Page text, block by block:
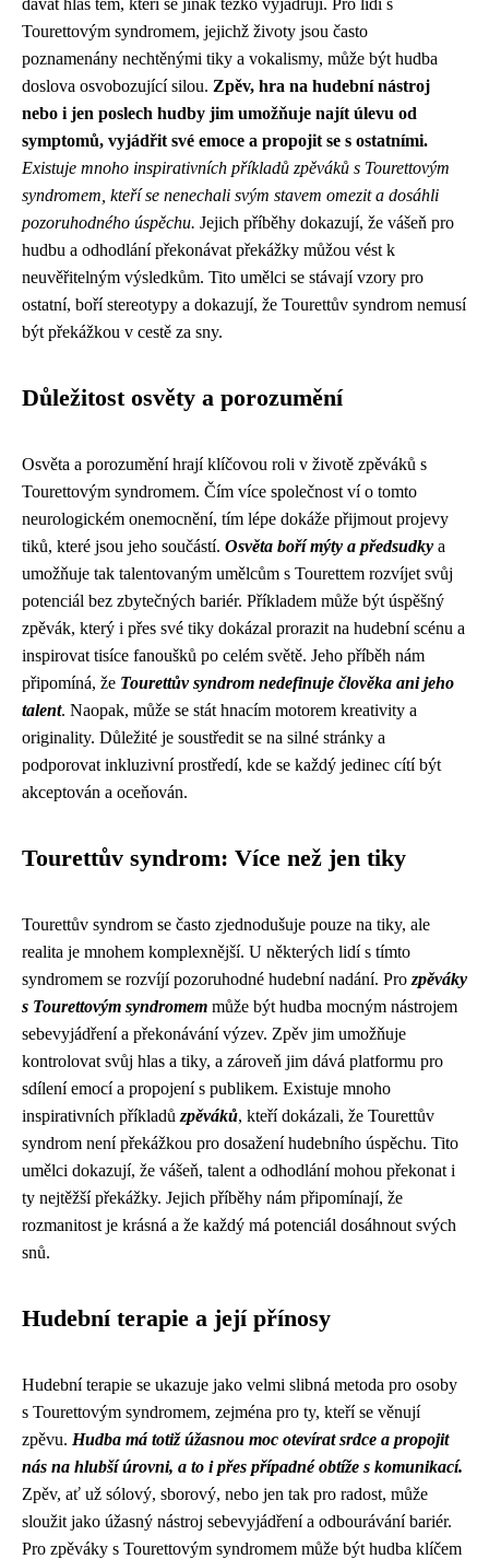
dávat hlas těm, kteří se jinak těžko vyjadřují. Pro lidi s
Tourettovým syndromem, jejichž životy jsou často
poznamenány nechtěnými tiky a vokalismy, může být hudba
doslova osvobozující silou. Zpěv, hra na hudební nástroj
nebo i jen poslech hudby jim umožňuje najít úlevu od
symptomů, vyjádřit své emoce a propojit se s ostatními.
Existuje mnoho inspirativních příkladů zpěváků s Tourettovým
syndromem, kteří se nenechali svým stavem omezit a dosáhli
pozoruhodného úspěchu. Jejich příběhy dokazují, že vášeň pro
hudbu a odhodlání překonávat překážky můžou vést k
neuvěřitelným výsledkům. Tito umělci se stávají vzory pro
ostatní, boří stereotypy a dokazují, že Tourettův syndrom nemusí
být překážkou v cestě za sny.
Důležitost osvěty a porozumění
Osvěta a porozumění hrají klíčovou roli v životě zpěváků s
Tourettovým syndromem. Čím více společnost ví o tomto
neurologickém onemocnění, tím lépe dokáže přijmout projevy
tiků, které jsou jeho součástí. Osvěta boří mýty a předsudky a
umožňuje tak talentovaným umělcům s Tourettem rozvíjet svůj
potenciál bez zbytečných bariér. Příkladem může být úspěšný
zpěvák, který i přes své tiky dokázal prorazit na hudební scénu a
inspirovat tisíce fanoušků po celém světě. Jeho příběh nám
připomíná, že Tourettův syndrom nedefinuje člověka ani jeho
talent. Naopak, může se stát hnacím motorem kreativity a
originality. Důležité je soustředit se na silné stránky a
podporovat inkluzivní prostředí, kde se každý jedinec cítí být
akceptován a oceňován.
Tourettův syndrom: Více než jen tiky
Tourettův syndrom se často zjednodušuje pouze na tiky, ale
realita je mnohem komplexnější. U některých lidí s tímto
syndromem se rozvíjí pozoruhodné hudební nadání. Pro zpěváky
s Tourettovým syndromem může být hudba mocným nástrojem
sebevyjádření a překonávání výzev. Zpěv jim umožňuje
kontrolovat svůj hlas a tiky, a zároveň jim dává platformu pro
sdílení emocí a propojení s publikem. Existuje mnoho
inspirativních příkladů zpěváků, kteří dokázali, že Tourettův
syndrom není překážkou pro dosažení hudebního úspěchu. Tito
umělci dokazují, že vášeň, talent a odhodlání mohou překonat i
ty nejtěžší překážky. Jejich příběhy nám připomínají, že
rozmanitost je krásná a že každý má potenciál dosáhnout svých
snů.
Hudební terapie a její přínosy
Hudební terapie se ukazuje jako velmi slibná metoda pro osoby
s Tourettovým syndromem, zejména pro ty, kteří se věnují
zpěvu. Hudba má totiž úžasnou moc otevírat srdce a propojit
nás na hlubší úrovni, a to i přes případné obtíže s komunikací.
Zpěv, ať už sólový, sborový, nebo jen tak pro radost, může
sloužit jako úžasný nástroj sebevyjádření a odbourávání bariér.
Pro zpěváky s Tourettovým syndromem může být hudba klíčem